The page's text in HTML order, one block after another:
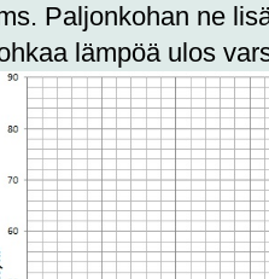
Paljonkohan ne
lämpöä ulos